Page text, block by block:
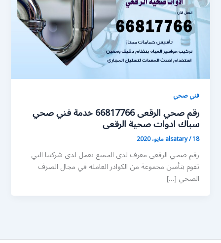
فني صحي
رقم صحي الرقعى 66817766 خدمة فني صحي
سباك ادوات صحية الرقعى
alsatary/18 مايو، 2020
رقم صحي الرقعى معرف لدى الجميع يعمل لدى شركتنا التي
تقوم بتأمين مجموعة من الكوادر العاملة في مجال الصرف
الصحي […]